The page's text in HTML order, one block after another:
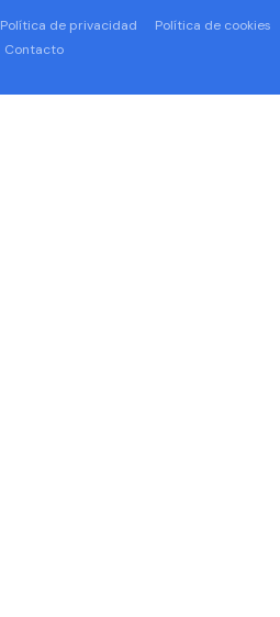
Política de privacidad
Política de cookies
Contacto